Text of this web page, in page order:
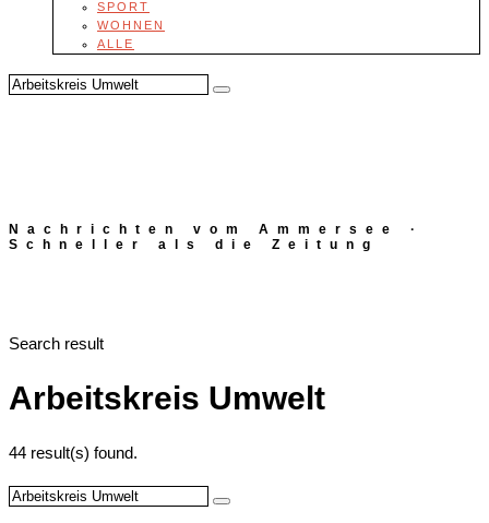
SPORT
WOHNEN
ALLE
Nachrichten vom Ammersee ·
Schneller als die Zeitung
Search result
Arbeitskreis Umwelt
44 result(s) found.